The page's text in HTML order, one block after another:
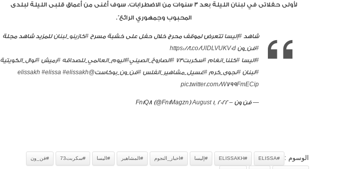
لأولى حفلاتى في لبنان الليلة بعد 3 سنوات من الاضطرابات، سوف أغنى من أعماق قلبى الليلة لبلدى
المحبوب وجمهوري الرائع”.
شاهد #إليساتتعرض لموقف محرج خلال حفل على خشبة مسرح #كازينو_لبنانللمزيد شاهد مجلة
#فن_ون https://t.co/UlDLVUKV0d
#اليسا #كلنا_انغام #سكربت73 #الصاروخ_الصيني#اليوم_العالمي_للصداقه #رميش #نوال_الكويتية
#لبنان #نجوى_كرم #غسيل_مشاهير_الفلس #فن_ون_بوكاست@elissakh
#elissa #elissakh
pic.twitter.com/W799FmECip
— فن ون – Fn1Q8 (@Fn1Magzn)August 1, 2022
الوسوم : #ELISSA
#ELISSAKH #إليسا #اخبار_النجوم #المشاهير #اليسا #سكربت73 #فن_ون